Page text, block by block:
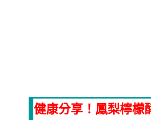
健康分享！鳳梨檸檬